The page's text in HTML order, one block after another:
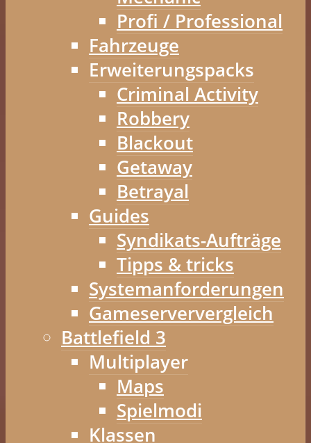
Profi / Professional
Fahrzeuge
Erweiterungspacks
Criminal Activity
Robbery
Blackout
Getaway
Betrayal
Guides
Syndikats-Aufträge
Tipps & tricks
Systemanforderungen
Gameserververgleich
Battlefield 3
Multiplayer
Maps
Spielmodi
Klassen